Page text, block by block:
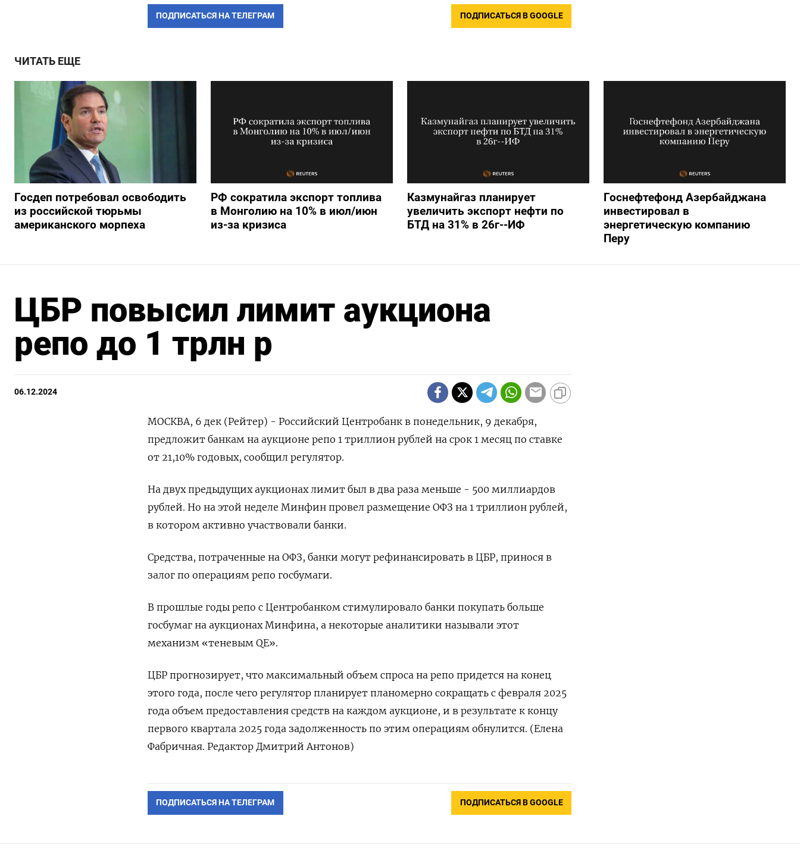
ПОДПИСАТЬСЯ НА ТЕЛЕГРАМ ПОДПИСАТЬСЯ В GOOGLE
ЧИТАТЬ ЕЩЕ
Госдеп потребовал освободить
из российской тюрьмы
американского морпеха
РФ сократила экспорт топлива
в Монголию на 10% в июл/июн
из-за кризиса
Казмунайгаз планирует
увеличить экспорт нефти по
БТД на 31% в 26г--ИФ
Госнефтефонд Азербайджана
инвестировал в
энергетическую компанию
Перу
ЦБР повысил лимит аукциона
репо до 1 трлн р
06.12.2024
МОСКВА, 6 дек (Рейтер) - Российский Центробанк в понедельник, 9 декабря,
предложит банкам на аукционе репо 1 триллион рублей на срок 1 месяц по ставке
от 21,10% годовых, сообщил регулятор.
На двух предыдущих аукционах лимит был в два раза меньше - 500 миллиардов
рублей. Но на этой неделе Минфин провел размещение ОФЗ на 1 триллион рублей,
в котором активно участвовали банки.
Средства, потраченные на ОФЗ, банки могут рефинансировать в ЦБР, принося в
залог по операциям репо госбумаги.
В прошлые годы репо с Центробанком стимулировало банки покупать больше
госбумаг на аукционах Минфина, а некоторые аналитики называли этот
механизм «теневым QE».
ЦБР прогнозирует, что максимальный объем спроса на репо придется на конец
этого года, после чего регулятор планирует планомерно сокращать с февраля 2025
года объем предоставления средств на каждом аукционе, и в результате к концу
первого квартала 2025 года задолженность по этим операциям обнулится. (Елена
Фабричная. Редактор Дмитрий Антонов)
ПОДПИСАТЬСЯ НА ТЕЛЕГРАМ ПОДПИСАТЬСЯ В GOOGLE